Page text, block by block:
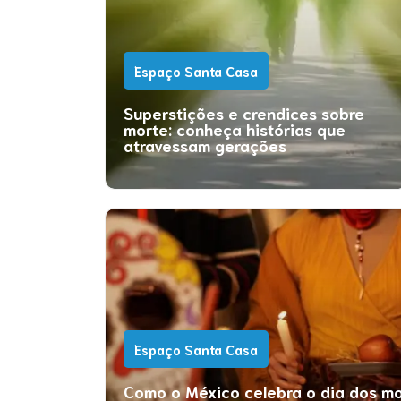
Espaço Santa Casa
Superstições e crendices sobre
morte: conheça histórias que
atravessam gerações
Espaço Santa Casa
Como o México celebra o dia dos